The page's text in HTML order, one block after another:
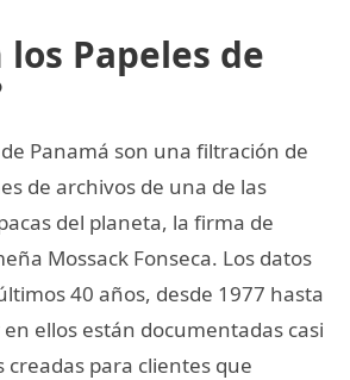
los Papeles de
Panamá son una filtración de
de archivos de una de las
del planeta, la firma de
Mossack Fonseca. Los datos
40 años, desde 1977 hasta
ellos están documentadas casi
creadas para clientes que